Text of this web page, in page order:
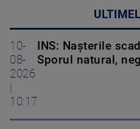
10-
08-
2026
|
10:17
INS: Nașterile
Sporul natural,